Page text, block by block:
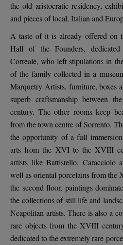
the old aristocratic residency,
and pieces of local, Italian and
A taste of it is already offered on
Hall of the Founders,
Correale, who left stipulations in
of the family collected in a
Marquetry Artists, furniture, boxes
superb craftsmanship between
century. The other rooms keep
from the town centre of Sorrento.
the opportunity of a full
arts from the XVI to the XVIII
artists like Battistello, Caracciolo
well as oriental porcelains from
the second floor, paintings
the collections of still life and
Neapolitan artists. There is also a
rare objects from the XVIII
dedicated to the extremely rare